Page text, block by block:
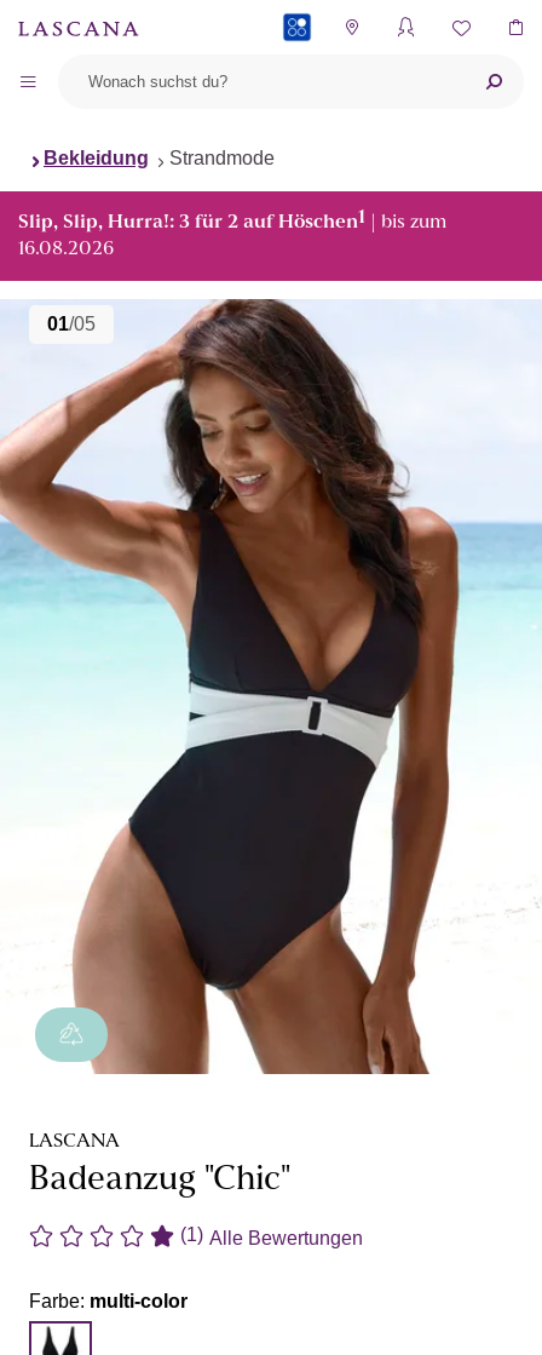
Bekleidung Strandmode
Slip, Slip, Hurra!: 3 für 2 auf Höschen1 | bis zum
16.08.2026
01/05
LASCANA
Badeanzug "Chic"
(1) Alle Bewertungen
Farbe: multi-color